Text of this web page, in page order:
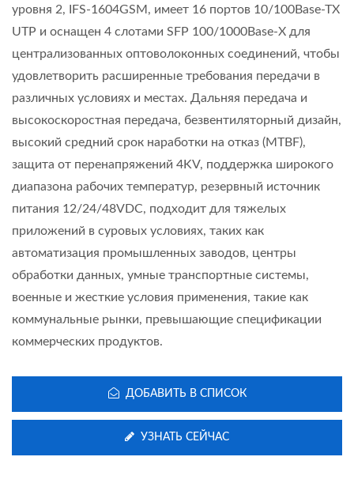
уровня 2, IFS-1604GSM, имеет 16 портов 10/100Base-TX
UTP и оснащен 4 слотами SFP 100/1000Base-X для
централизованных оптоволоконных соединений, чтобы
удовлетворить расширенные требования передачи в
различных условиях и местах. Дальняя передача и
высокоскоростная передача, безвентиляторный дизайн,
высокий средний срок наработки на отказ (MTBF),
защита от перенапряжений 4KV, поддержка широкого
диапазона рабочих температур, резервный источник
питания 12/24/48VDC, подходит для тяжелых
приложений в суровых условиях, таких как
автоматизация промышленных заводов, центры
обработки данных, умные транспортные системы,
военные и жесткие условия применения, такие как
коммунальные рынки, превышающие спецификации
коммерческих продуктов.
ДОБАВИТЬ В СПИСОК
УЗНАТЬ СЕЙЧАС